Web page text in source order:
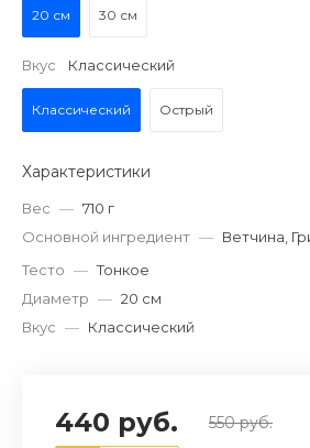
20 см 30 см
Вкус Классический
Классический Острый
Характеристики
Вес — 710 г
Основной ингредиент — Ветчина,
Тесто — Тонкое
Диаметр — 20 см
Вкус — Классический
440 руб. 550 руб.